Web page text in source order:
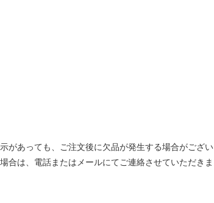
があっても、ご注文後に欠品が発生する場合がござい
合は、電話またはメールにてご連絡させていただきま